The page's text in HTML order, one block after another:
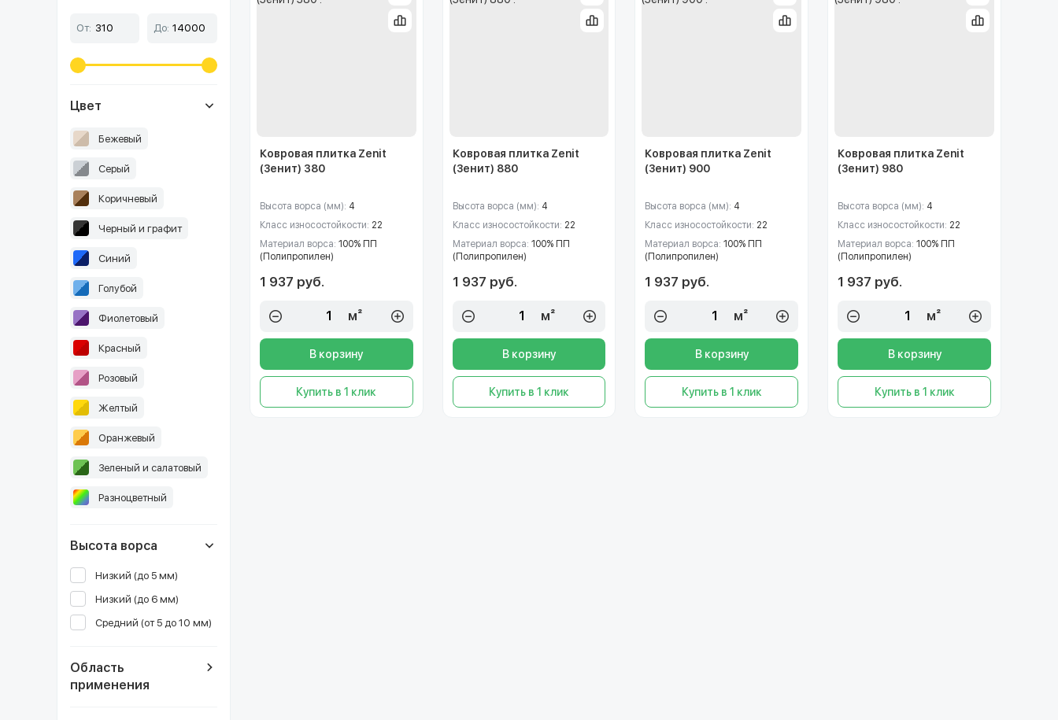
От: До:
Цвет
Бежевый
Серый
Коричневый
Черный и графит
Синий
Голубой
Фиолетовый
Красный
Розовый
Желтый
Оранжевый
Зеленый и салатовый
Разноцветный
Высота ворса
Низкий (до 5 мм)
Низкий (до 6 мм)
Средний (от 5 до 10 мм)
Область
применения
Ковровая плитка Zenit
(Зенит) 380
Высота ворса (мм): 4
Класс износостойкости: 22
Материал ворса: 100% ПП
(Полипропилен)
1 937 руб.
м²
В корзину
Купить в 1 клик
Ковровая плитка Zenit
(Зенит) 880
Высота ворса (мм): 4
Класс износостойкости: 22
Материал ворса: 100% ПП
(Полипропилен)
1 937 руб.
м²
В корзину
Купить в 1 клик
Ковровая плитка Zenit
(Зенит) 900
Высота ворса (мм): 4
Класс износостойкости: 22
Материал ворса:100% ПП
(Полипропилен)
1 937 руб.
м²
В корзину
Купить в 1 клик
Ковровая плитка Zenit
(Зенит) 980
Высота ворса (мм): 4
Класс износостойкости: 22
Материал ворса:100% ПП
(Полипропилен)
1 937 руб.
м²
В корзину
Купить в 1 клик